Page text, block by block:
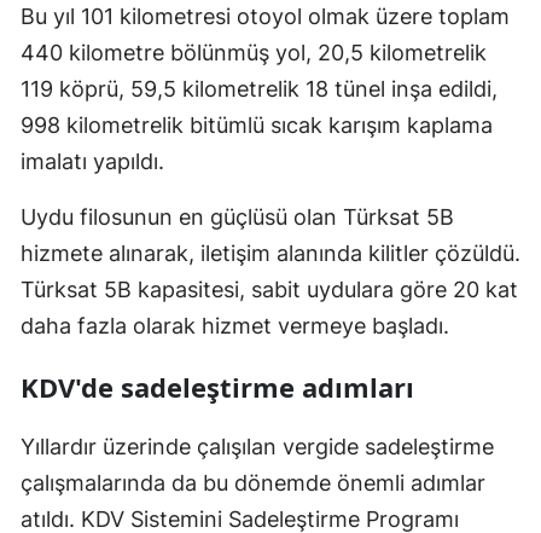
Bu yıl 101 kilometresi otoyol olmak üzere toplam
440 kilometre bölünmüş yol, 20,5 kilometrelik
119 köprü, 59,5 kilometrelik 18 tünel inşa edildi,
998 kilometrelik bitümlü sıcak karışım kaplama
imalatı yapıldı.
Uydu filosunun en güçlüsü olan Türksat 5B
hizmete alınarak, iletişim alanında kilitler çözüldü.
Türksat 5B kapasitesi, sabit uydulara göre 20 kat
daha fazla olarak hizmet vermeye başladı.
KDV'de sadeleştirme adımları
Yıllardır üzerinde çalışılan vergide sadeleştirme
çalışmalarında da bu dönemde önemli adımlar
atıldı. KDV Sistemini Sadeleştirme Programı